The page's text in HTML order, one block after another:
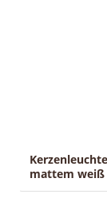
mattem weiß